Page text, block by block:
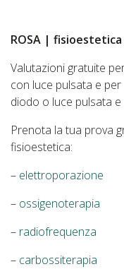
ROSA | fisioestetica
Valutazioni gratuite
con luce pulsata e per
diodo o luce pulsata e
Prenota la tua prova
fisioestetica:
– elettroporazione
– ossigenoterapia
– radiofrequenza
– carbossiterapia